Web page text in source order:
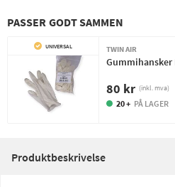
PASSER GODT SAMMEN
UNIVERSAL TWIN AIR
80 kr (inkl. mva)
20 + PÅ LAGER
Produktbeskrivelse